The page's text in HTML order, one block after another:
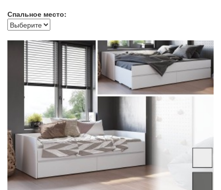
Спальное место: